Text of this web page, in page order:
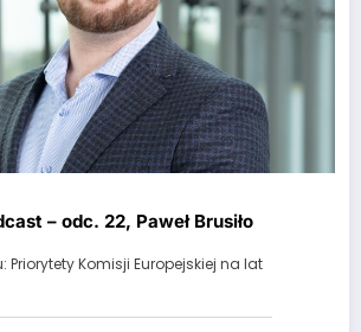
– odc. 22, Paweł Brusiło
Komisji Europejskiej na lat